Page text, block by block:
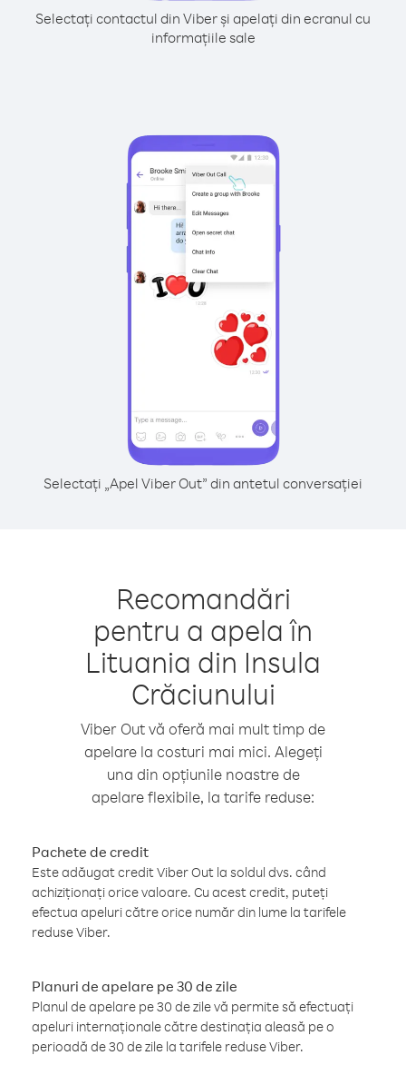
Selectați contactul din Viber și apelați din ecranul cu
informațiile sale
Selectați „Apel Viber Out” din antetul conversației
Recomandări
pentru a apela în
Lituania din Insula
Crăciunului
Viber Out vă oferă mai mult timp de
apelare la costuri mai mici. Alegeți
una din opțiunile noastre de
apelare flexibile, la tarife reduse:
Pachete de credit
Este adăugat credit Viber Out la soldul dvs. când
achiziționați orice valoare. Cu acest credit, puteți
efectua apeluri către orice număr din lume la tarifele
reduse Viber.
Planuri de apelare pe 30 de zile
Planul de apelare pe 30 de zile vă permite să efectuați
apeluri internaționale către destinația aleasă pe o
perioadă de 30 de zile la tarifele reduse Viber.